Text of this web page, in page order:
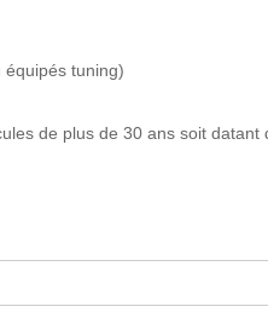
tuning)
de plus de 30 ans soit datant